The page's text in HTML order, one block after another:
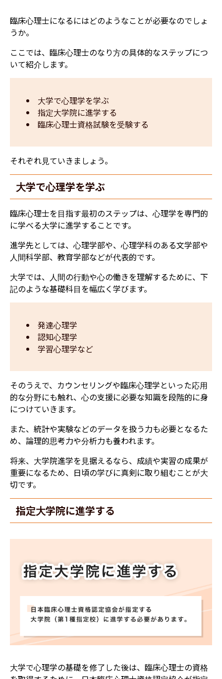
臨床心理士になるにはどのようなことが必要なのでしょ
うか。
ここでは、臨床心理士のなり方の具体的なステップにつ
いて紹介します。
大学で心理学を学ぶ
指定大学院に進学する
臨床心理士資格試験を受験する
それぞれ見ていきましょう。
大学で心理学を学ぶ
臨床心理士を目指す最初のステップは、心理学を専門的
に学べる大学に進学することです。
進学先としては、心理学部や、心理学科のある文学部や
人間科学部、教育学部などが代表的です。
大学では、人間の行動や心の働きを理解するために、下
記のような基礎科目を幅広く学びます。
発達心理学
認知心理学
学習心理学など
そのうえで、カウンセリングや臨床心理学といった応用
的な分野にも触れ、心の支援に必要な知識を段階的に身
につけていきます。
また、統計や実験などのデータを扱う力も必要となるた
め、論理的思考力や分析力も養われます。
将来、大学院進学を見据えるなら、成績や実習の成果が
重要になるため、日頃の学びに真剣に取り組むことが大
切です。
指定大学院に進学する
大学で心理学の基礎を修了した後は、臨床心理士の資格